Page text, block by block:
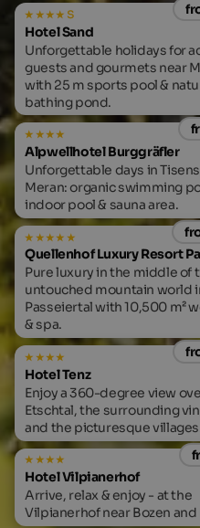
s
Hotel Sand
Unforgettable holidays for
guests and gourmets near
with 25 m sports pool &
bathing pond.
Alpwellhotel Burggräfler
Unforgettable days in
Meran: organic swimming
indoor pool & sauna area.
Quellenhof Luxury Resort
Pure luxury in the middle of
untouched mountain world
Passeiertal with 10,500 m²
& spa.
Hotel Tenz
Enjoy a 360-degree view
Etschtal, the surrounding
and the picturesque
Hotel Vilpianerhof
Arrive, relax & enjoy - at the
Vilpianerhof near Bozen and